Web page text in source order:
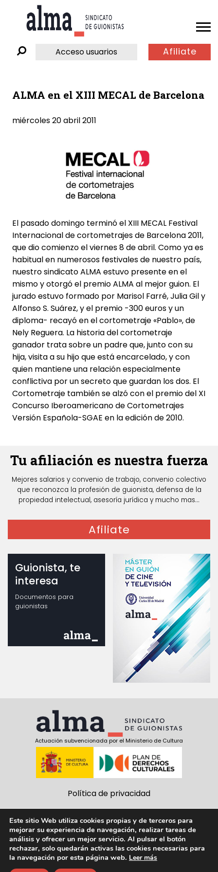
Acceso usuarios Afiliate
ALMA en el XIII MECAL de Barcelona
miércoles 20 abril 2011
El pasado domingo terminó el XIII MECAL Festival
Internacional de cortometrajes de Barcelona 2011,
que dio comienzo el viernes 8 de abril. Como ya es
habitual en numerosos festivales de nuestro país,
nuestro sindicato ALMA estuvo presente en el
mismo y otorgó el premio ALMA al mejor guion. El
jurado estuvo formado por Marisol Farré, Julia Gil y
Alfonso S. Suárez, y el premio -300 euros y un
diploma- recayó en el cortometraje «Pablo», de
Nely Reguera. La historia del cortometraje
ganador trata sobre un padre que, junto con su
hija, visita a su hijo que está encarcelado, y con
quien mantiene una relación especialmente
conflictiva por un secreto que guardan los dos. El
Cortometraje también se alzó con el premio del XI
Concurso Iberoamericano de Cortometrajes
Versión Española-SGAE en la edición de 2010.
Tu afiliación es nuestra fuerza
Mejores salarios y convenio de trabajo, convenio colectivo
que reconozca la profesión de guionista, defensa de la
propiedad intelectual, asesoría jurídica y mucho mas...
Afiliate
Guionista, te
interesa
Documentos para
guionistas
Actuación subvencionada por el Ministerio de Cultura
Política de privacidad
Aviso Legal
Síguenos:
Este sitio Web utiliza cookies propias y de terceros para
mejorar su experiencia de navegación, realizar tareas de
análisis y ofrecer un mejor servicio. Al pulsar el botón
rechazar, solo quedarán activas las cookies necesarias para
la navegación por esta página web. Leer más